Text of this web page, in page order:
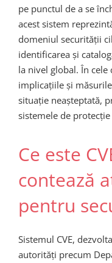
pe punctul de a se
acest sistem
domeniul securității
identificarea și
la nivel global. În cele
implicațiile și
situație neașteptată,
sistemele de
Ce este
contează
pentru
Sistemul CVE,
autorități precum